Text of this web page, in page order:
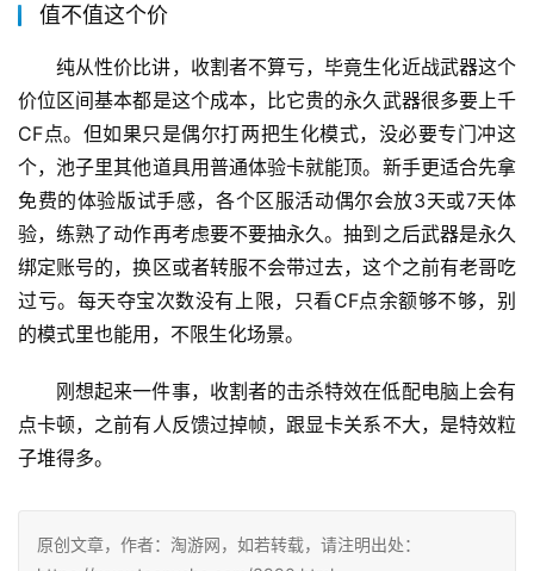
值不值这个价
纯从性价比讲，收割者不算亏，毕竟生化近战武器这个
价位区间基本都是这个成本，比它贵的永久武器很多要上千
CF点。但如果只是偶尔打两把生化模式，没必要专门冲这
个，池子里其他道具用普通体验卡就能顶。新手更适合先拿
免费的体验版试手感，各个区服活动偶尔会放3天或7天体
验，练熟了动作再考虑要不要抽永久。抽到之后武器是永久
绑定账号的，换区或者转服不会带过去，这个之前有老哥吃
过亏。每天夺宝次数没有上限，只看CF点余额够不够，别
的模式里也能用，不限生化场景。
刚想起来一件事，收割者的击杀特效在低配电脑上会有
点卡顿，之前有人反馈过掉帧，跟显卡关系不大，是特效粒
子堆得多。
原创文章，作者：淘游网，如若转载，请注明出处：